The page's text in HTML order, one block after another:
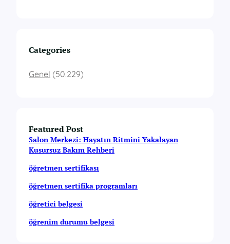
Categories
Genel (50.229)
Featured Post
Salon Merkezi: Hayatın Ritmini Yakalayan
Kusursuz Bakım Rehberi
öğretmen sertifikası
öğretmen sertifika programları
öğretici belgesi
öğrenim durumu belgesi